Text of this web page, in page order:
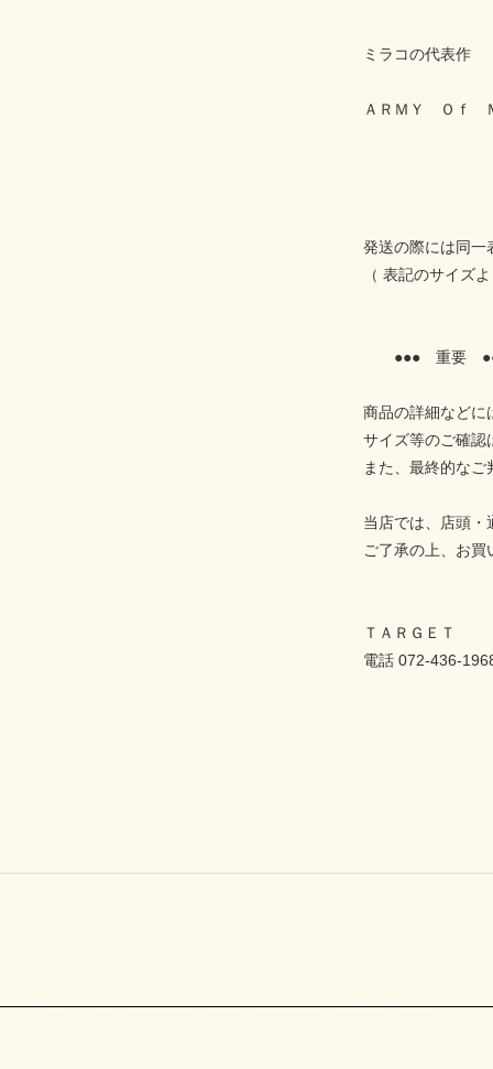
ミラコの代表作
ＡＲＭＹ Ｏｆ
発送の際には同一
（ 表記のサイズ
●●● 重要
商品の詳細などに
サイズ等のご確認
また、最終的な
当店では、店頭・
ご了承の上、お買
ＴＡＲＧＥＴ
電話 072-436-